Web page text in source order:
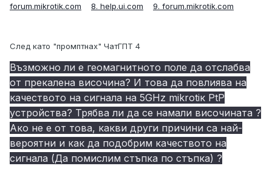
forum.mikrotik.com
8. help.ui.com 9. forum.mikrotik.com
След като "промптнах" ЧатГПТ 4
Възможно ли е геомагнитното поле да отслабва
от прекалена височина? И това да повлиява на
качеството на сигнала на 5GHz mikrotiк PtP
устройства? Трябва ли да се намали височината ?
Ако не е от това, какви други причини са най-
вероятни и как да подобрим качеството на
сигнала (Да помислим стъпка по стъпка) ?